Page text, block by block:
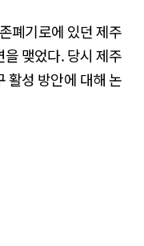
폐기로에 있던 제주
맺었다. 당시 제주
활성 방안에 대해 논